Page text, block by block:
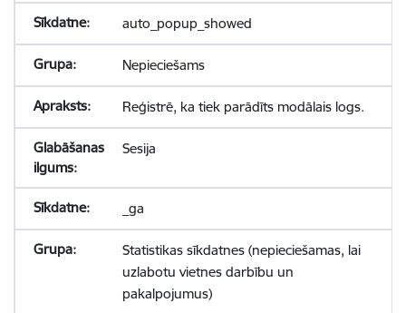
auto_popup_showed
Nepieciešams
Reģistrē, ka tiek parādīts modālais logs.
Sesija
_ga
Statistikas sīkdatnes (nepieciešamas, lai
uzlabotu vietnes darbību un
pakalpojumus)